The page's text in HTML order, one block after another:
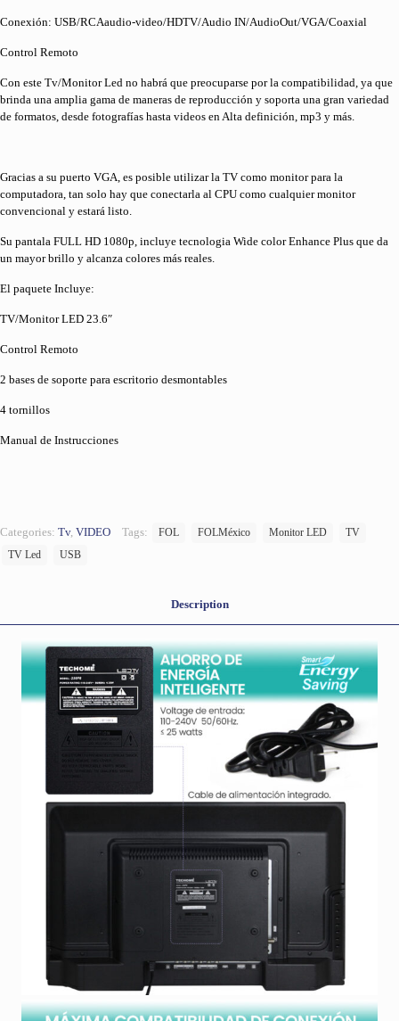
Conexión: USB/RCAaudio-video/HDTV/Audio IN/AudioOut/VGA/Coaxial
Control Remoto
Con este Tv/Monitor Led no habrá que preocuparse por la compatibilidad, ya que
brinda una amplia gama de maneras de reproducción y soporta una gran variedad
de formatos, desde fotografías hasta videos en Alta definición, mp3 y más.
Gracias a su puerto VGA, es posible utilizar la TV como monitor para la
computadora, tan solo hay que conectarla al CPU como cualquier monitor
convencional y estará listo.
Su pantala FULL HD 1080p, incluye tecnologia Wide color Enhance Plus que da
un mayor brillo y alcanza colores más reales.
El paquete Incluye:
TV/Monitor LED 23.6″
Control Remoto
2 bases de soporte para escritorio desmontables
4 tornillos
Manual de Instrucciones
Categories: Tv, VIDEO Tags: FOL FOLMéxico Monitor LED
TV
TV Led
USB
Description